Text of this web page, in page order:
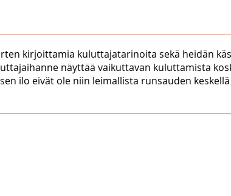
kirjoittamia kuluttajatarinoita sekä heidän
näyttää vaikuttavan kuluttamista
ilo eivät ole niin leimallista runsauden